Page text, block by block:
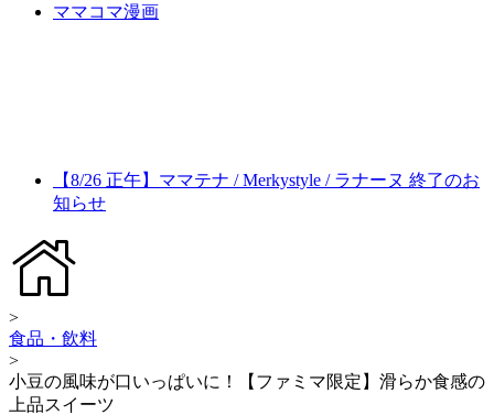
ママコマ漫画
【8/26 正午】ママテナ / Merkystyle / ラナーヌ 終了のお
知らせ
>
食品・飲料
>
小豆の風味が口いっぱいに！【ファミマ限定】滑らか食感の
上品スイーツ